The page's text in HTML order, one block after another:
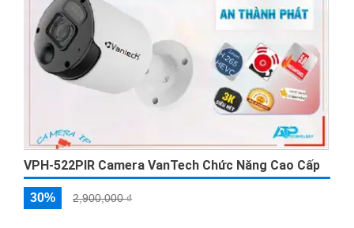
VPH-522PIR Camera VanTech Chức Năng Cao Cấp
30% 2,900,000 ₫